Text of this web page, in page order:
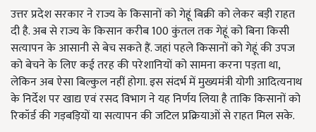
उत्तर प्रदेश सरकार ने राज्य के किसानों को गेहूं बिक्री को लेकर बड़ी राहत
दी है. अब से राज्य के किसान करीब 100 कुंतल तक गेहूं को बिना किसी
सत्यापन के आसानी से बेच सकते हैं. जहां पहले किसानों को गेहूं की उपज
को बेचने के लिए कई तरह की परेशानियों को सामना करना पड़ता था,
लेकिन अब ऐसा बिल्कुल नहीं होगा. इस संदर्भ में मुख्यमंत्री योगी आदित्यनाथ
के निर्देश पर खाद्य एवं रसद विभाग ने यह निर्णय लिया है ताकि किसानों को
रिकॉर्ड की गड़बड़ियों या सत्यापन की जटिल प्रक्रियाओं से राहत मिल सके.